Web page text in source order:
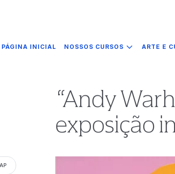
PÁGINA INICIAL NOSSOS CURSOS ARTE E
“Andy
exposição